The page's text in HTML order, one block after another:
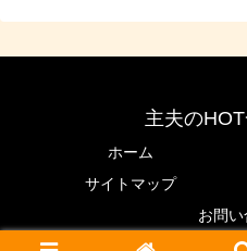
主夫の
ホーム
サイトマップ
お問